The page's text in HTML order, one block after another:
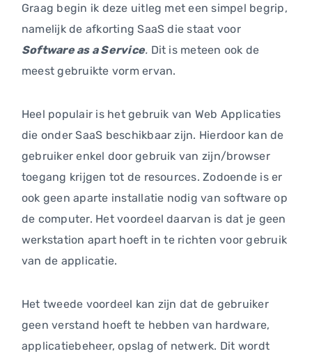
Graag begin ik deze uitleg met een simpel begrip,
namelijk de afkorting SaaS die staat voor
Software as a Service. Dit is meteen ook de
meest gebruikte vorm ervan.
Heel populair is het gebruik van Web Applicaties
die onder SaaS beschikbaar zijn. Hierdoor kan de
gebruiker enkel door gebruik van zijn/browser
toegang krijgen tot de resources. Zodoende is er
ook geen aparte installatie nodig van software op
de computer. Het voordeel daarvan is dat je geen
werkstation apart hoeft in te richten voor gebruik
van de applicatie.
Het tweede voordeel kan zijn dat de gebruiker
geen verstand hoeft te hebben van hardware,
applicatiebeheer, opslag of netwerk. Dit wordt